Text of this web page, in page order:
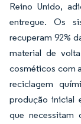
Reino Unido,
entregue. Os
recuperam 92%
material de
cosméticos com
reciclagem
produção inicial
que necessitam